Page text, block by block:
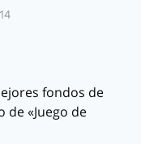
fondos de
de «Juego de